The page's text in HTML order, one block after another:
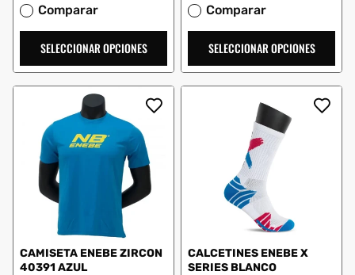
Comparar
SELECCIONAR OPCIONES
Comparar
SELECCIONAR OPCIONES
CAMISETA ENEBE ZIRCON
40391 AZUL
CALCETINES ENEBE X
SERIES BLANCO